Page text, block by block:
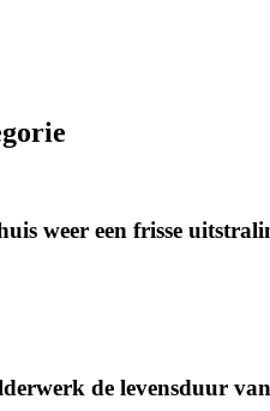
weer een frisse
de levensduur